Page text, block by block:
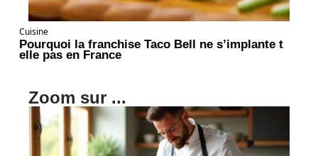
Cuisine
Pourquoi la franchise Taco Bell ne s’implante t
elle pas en France
Zoom sur ...